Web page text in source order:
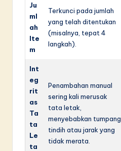
Ju
ml
ah
Ite
m
Terkunci pada jumlah
yang telah ditentukan
(misalnya, tepat 4
langkah).
Int
eg
rit
as
Ta
ta
Le
ta
Penambahan manual
sering kali merusak
tata letak,
menyebabkan tumpang
tindih atau jarak yang
tidak merata.